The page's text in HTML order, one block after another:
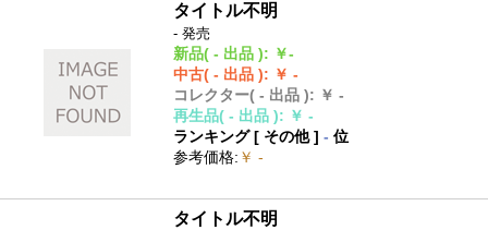
タイトル不明
- 発売
新品( - 出品 ): ￥-
中古( - 出品 ): ￥ -
コレクター( - 出品 ): ￥ -
再生品( - 出品 ): ￥ -
ランキング [ その他]- 位
参考価格: ￥ -
タイトル不明